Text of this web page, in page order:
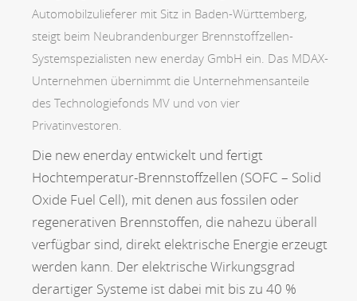
Automobilzulieferer mit Sitz in Baden-Württemberg,
steigt beim Neubrandenburger Brennstoffzellen-
Systemspezialisten new enerday GmbH ein. Das MDAX-
Unternehmen übernimmt die Unternehmensanteile
des Technologiefonds MV und von vier
Privatinvestoren.
Die new enerday entwickelt und fertigt
Hochtemperatur-Brennstoffzellen (SOFC – Solid
Oxide Fuel Cell), mit denen aus fossilen oder
regenerativen Brennstoffen, die nahezu überall
verfügbar sind, direkt elektrische Energie erzeugt
werden kann. Der elektrische Wirkungsgrad
derartiger Systeme ist dabei mit bis zu 40 %